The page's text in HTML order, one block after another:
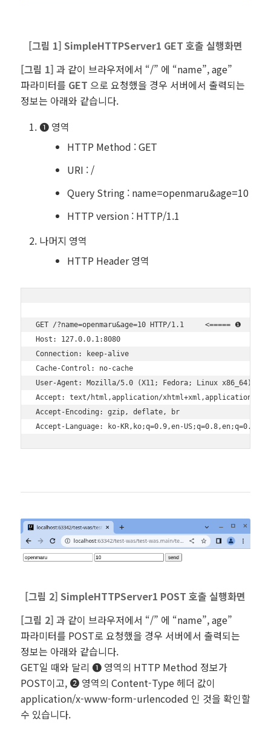
[그림 1] SimpleHTTPServer1 GET 호출 실행화면
[그림 1] 과 같이 브라우저에서 “/” 에 “name”, age”
파라미터를 GET 으로 요청했을 경우 서버에서 출력되는
정보는 아래와 같습니다.
❶ 영역
HTTP Method : GET
URI : /
Query String : name=openmaru&age=10
HTTP version : HTTP/1.1
나머지 영역
HTTP Header 영역
GET /?name=openmaru&age=10 HTTP/1.1     <===== ❶
Host: 127.0.0.1:8080
Connection: keep-alive
Cache-Control: no-cache
User-Agent: Mozilla/5.0 (X11; Fedora; Linux x86_64)
Accept: text/html,application/xhtml+xml,application/
Accept-Encoding: gzip, deflate, br
[그림 2] SimpleHTTPServer1 POST 호출 실행화면
[그림 2] 과 같이 브라우저에서 “/” 에 “name”, age”
파라미터를 POST로 요청했을 경우 서버에서 출력되는
정보는 아래와 같습니다.
GET일 때와 달리 ❶ 영역의 HTTP Method 정보가
POST이고, ❷ 영역의 Content-Type 헤더 값이
application/x-www-form-urlencoded 인 것을 확인할
수 있습니다.